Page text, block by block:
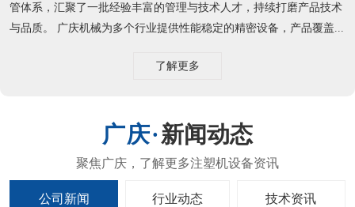
管体系，汇聚了一批经验丰富的管理与技术人才，持续打磨产品技术
与品质。 广庆机械为多个行业提供性能稳定的精密设备，产品覆盖...
了解更多
新闻动态
公司新闻 行业动态 技术资讯